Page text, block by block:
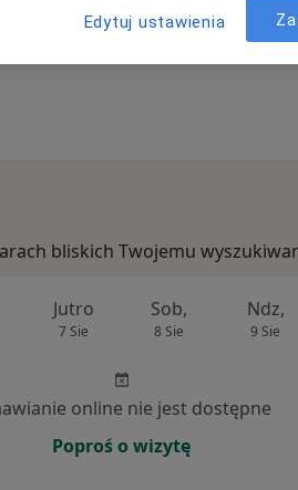
bliskich Twojemu
Jutro
7 Sie
Sob,
8 Sie
Ndz,
9 Sie
online nie jest dostępne
Poproś o wizytę
Edytuj ustawienia